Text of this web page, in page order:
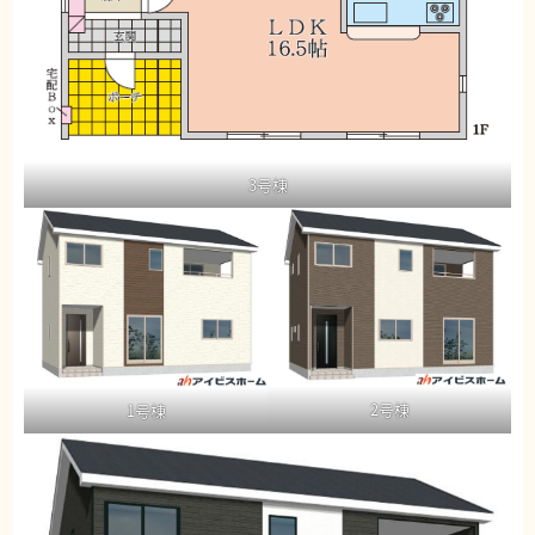
3号棟
1号棟 2号棟